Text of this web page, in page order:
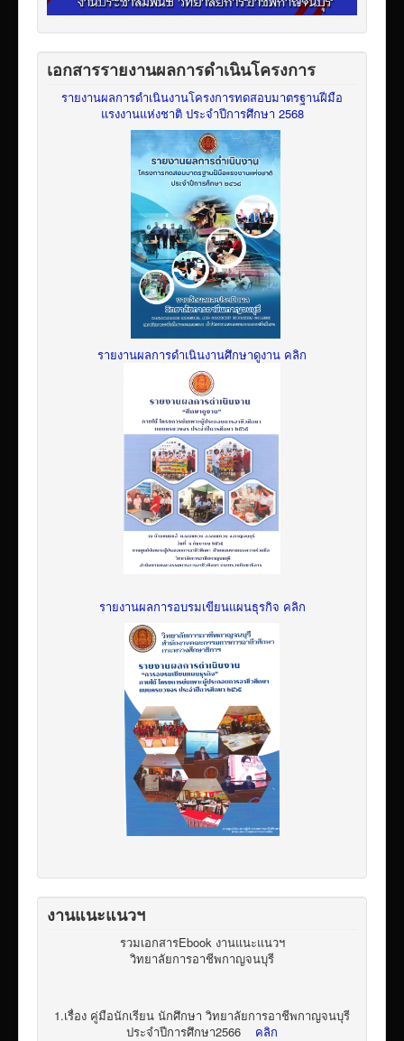
เอกสารรายงานผลการดำเนินโครงการ
รายงานผลการดำเนินงานโครงการทดสอบมาตรฐานฝีมือ
แรงงานแห่งชาติ ประจำปีการศึกษา 2568
รายงานผลการดำเนินงานศึกษาดูงาน คลิก
รายงานผลการอบรมเขียนแผนธุรกิจ คลิก
งานแนะแนวฯ
รวมเอกสารEbook งานแนะแนวฯ
วิทยาลัยการอาชีพกาญจนบุรี
1.เรื่อง คู่มือนักเรียน นักศึกษา วิทยาลัยการอาชีพกาญจนบุรี
ประจำปีการศึกษา2566
คลิก